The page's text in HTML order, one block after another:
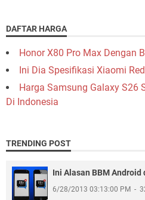
DAFTAR HARGA
Honor X80 Pro Max Dengan
Ini Dia Spesifikasi Xiaomi
Harga Samsung Galaxy S26
Di Indonesia
TRENDING POST
Ini Alasan BBM Android
6/28/2013 03:13:00 PM